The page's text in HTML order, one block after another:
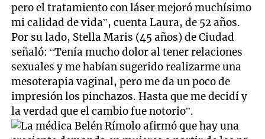
pero el tratamiento con láser mejoró muchísimo
mi calidad de vida”, cuenta Laura, de 52 años.
Por su lado, Stella Maris (45 años) de Ciudad
señaló: “Tenía mucho dolor al tener relaciones
sexuales y me habían sugerido realizarme una
mesoterapia vaginal, pero me da un poco de
impresión los pinchazos. Hasta que me decidí y
la verdad que el cambio fue notorio”.